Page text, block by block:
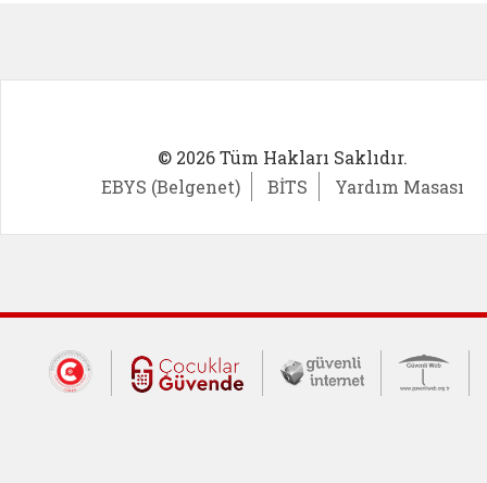
© 2026 Tüm Hakları Saklıdır.
EBYS (Belgenet)
BİTS Yardım Masası
Dış Bağlantılar
Cumhurbaşkanlığı İletişim Merkezi
Çocuklar Güvende (yeni
Güvenli